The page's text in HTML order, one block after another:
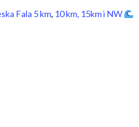
Fala 5 km, 10 km, 15km i NW